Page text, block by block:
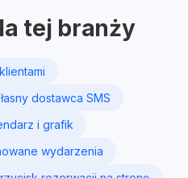
tej branży
dostawca SMS
i grafik
wydarzenia